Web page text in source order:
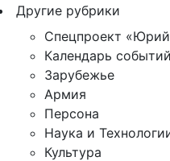
Другие рубрики
Спецпроект
Календарь событий
Зарубежье
Армия
Персона
Наука и
Культура